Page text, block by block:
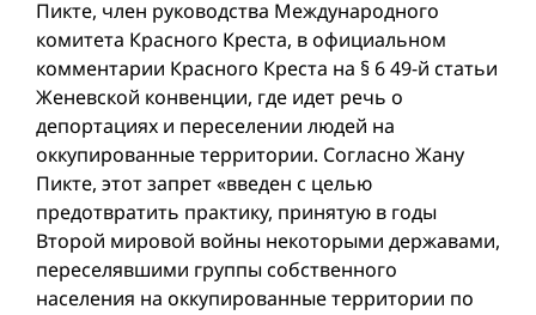
Пикте, член руководства Международного
комитета Красного Креста, в официальном
комментарии Красного Креста на § 6 49-й статьи
Женевской конвенции, где идет речь о
депортациях и переселении людей на
оккупированные территории. Согласно Жану
Пикте, этот запрет «введен с целью
предотвратить практику, принятую в годы
Второй мировой вой­ны некоторыми державами,
переселявшими группы собственного
населения на оккупированные территории по